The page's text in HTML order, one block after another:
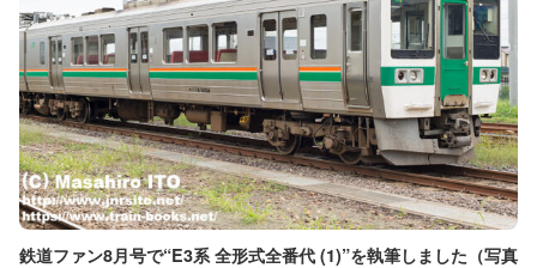
鉄道ファン8月号で“E3系 全形式全番代 (1)”を執筆しました（写真